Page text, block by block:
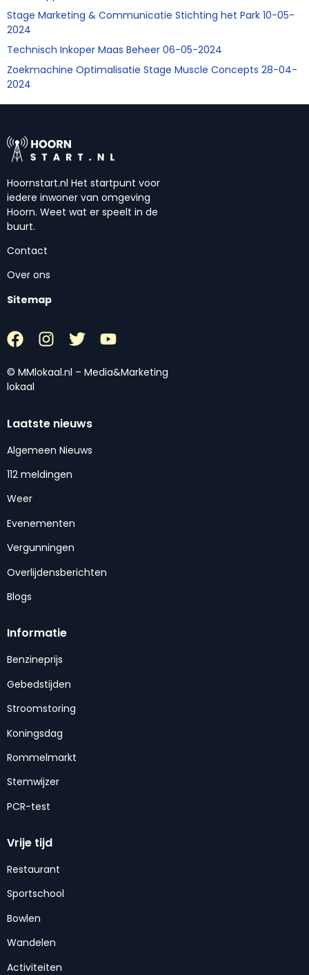
Stage Marketing & Communicatie Stichting het Park 10-05-
2024
Technisch Inkoper Maas Beheer 06-05-2024
Zoekmachine Optimalisatie Stage Muscle Concepts 28-04-
2024
Hoornstart.nl Het startpunt voor
iedere inwoner van omgeving
Hoorn. Weet wat er speelt in de
buurt.
Contact
Over ons
Sitemap
© MMlokaal.nl – Media&Marketing
lokaal
Laatste nieuws
Algemeen Nieuws
112 meldingen
Weer
Evenementen
Vergunningen
Overlijdensberichten
Blogs
Informatie
Benzineprijs
Gebedstijden
Stroomstoring
Koningsdag
Rommelmarkt
Stemwijzer
PCR-test
Vrije tijd
Restaurant
Sportschool
Bowlen
Wandelen
Activiteiten